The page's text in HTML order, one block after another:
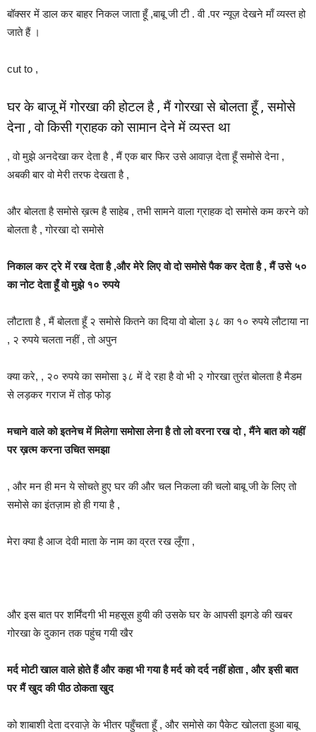
बॉक्सर में डाल कर बाहर निकल जाता हूँ ,बाबू जी टी . वी .पर न्यूज़ देखने माँ व्यस्त हो
जाते हैं ।
cut to ,
घर के बाजू में गोरखा की होटल है , मैं गोरखा से बोलता हूँ , समोसे
देना , वो किसी ग्राहक को सामान देने में व्यस्त था
, वो मुझे अनदेखा कर देता है , मैं एक बार फिर उसे आवाज़ देता हूँ समोसे देना ,
अबकी बार वो मेरी तरफ देखता है ,
और बोलता है समोसे ख़त्म है साहेब , तभी सामने वाला ग्राहक दो समोसे कम करने को
बोलता है , गोरखा दो समोसे
निकाल कर ट्रे में रख देता है ,और मेरे लिए वो दो समोसे पैक कर देता है , मैं उसे ५०
का नोट देता हूँ वो मुझे १० रुपये
लौटाता है , मैं बोलता हूँ २ समोसे कितने का दिया वो बोला ३८ का १० रुपये लौटाया ना
, २ रुपये चलता नहीं , तो अपुन
क्या करे, , २० रुपये का समोसा ३८ में दे रहा है वो भी २ गोरखा तुरंत बोलता है मैडम
से लड़कर गराज में तोड़ फोड़
मचाने वाले को इतनेच में मिलेगा समोसा लेना है तो लो वरना रख दो , मैंने बात को यहीं
पर ख़त्म करना उचित समझा
, और मन ही मन ये सोचते हुए घर की और चल निकला की चलो बाबू जी के लिए तो
समोसे का इंतज़ाम हो ही गया है ,
मेरा क्या है आज देवी माता के नाम का व्रत रख लूँगा ,
और इस बात पर शर्मिंदगी भी महसूस हुयी की उसके घर के आपसी झगडे की खबर
गोरखा के दुकान तक पहुंच गयी खैर
मर्द मोटी खाल वाले होते हैं और कहा भी गया है मर्द को दर्द नहीं होता , और इसी बात
पर मैं खुद की पीठ ठोकता खुद
को शाबाशी देता दरवाज़े के भीतर पहुँचता हूँ , और समोसे का पैकेट खोलता हुआ बाबू